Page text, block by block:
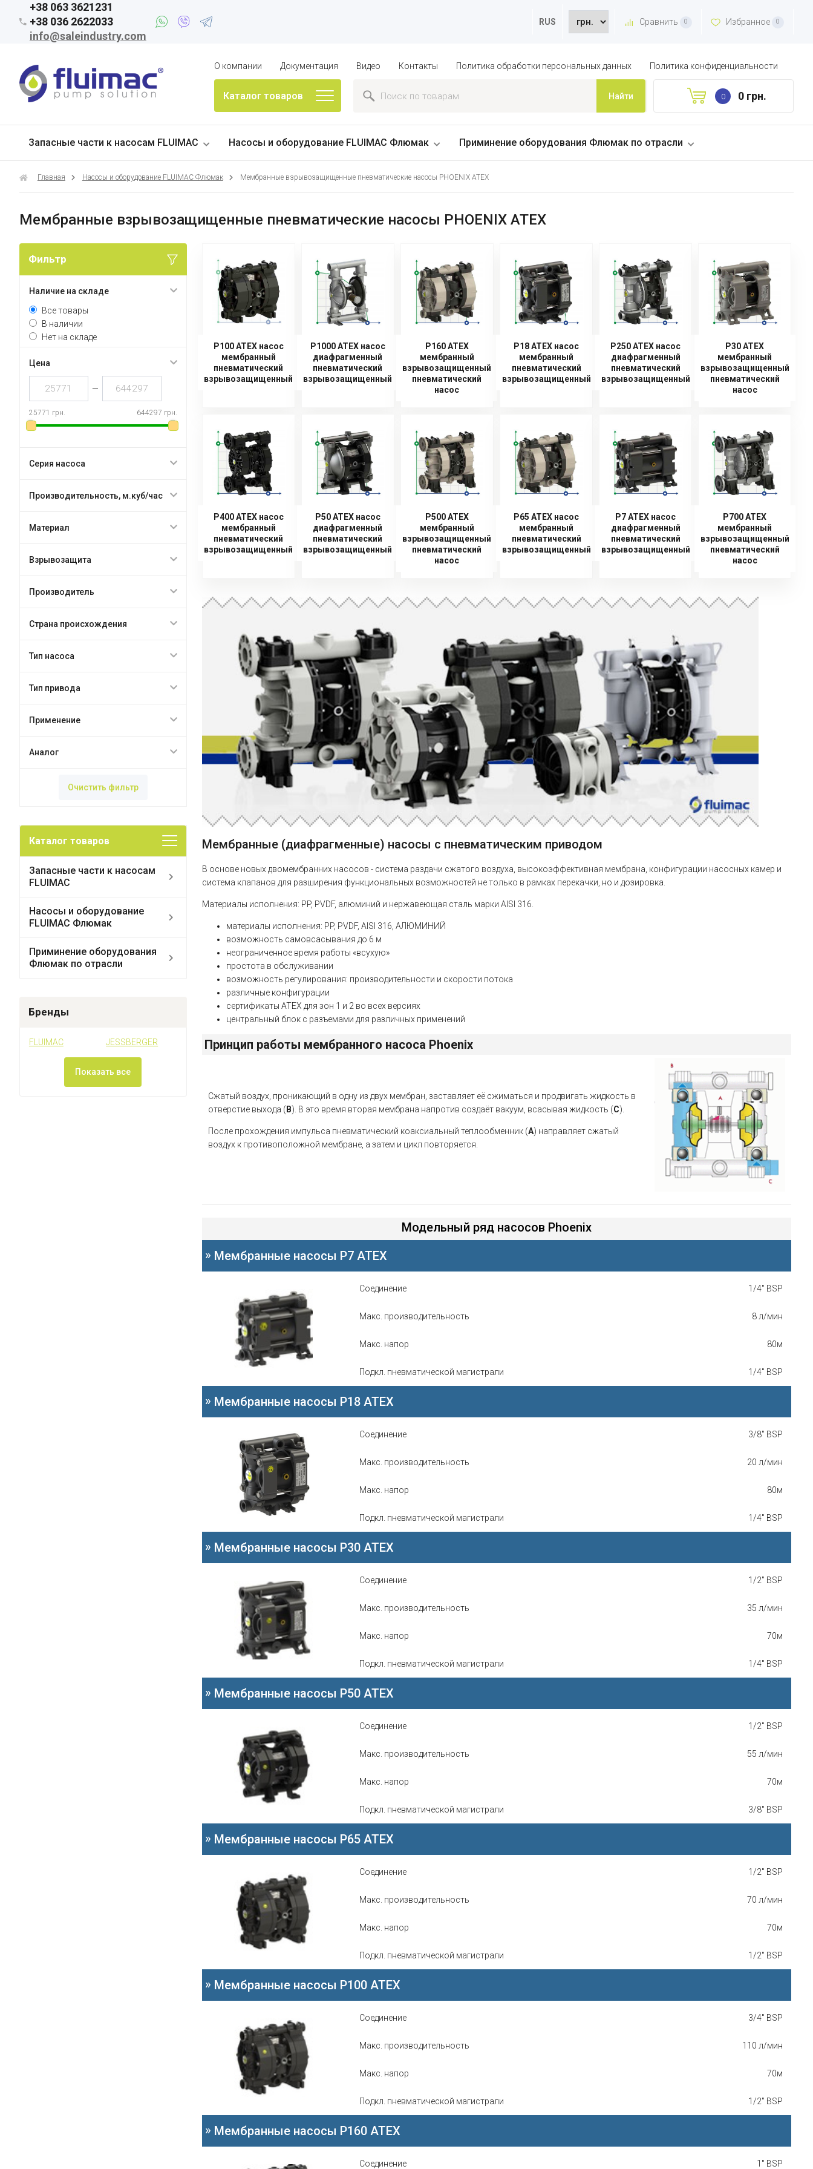
+38 063 3621231
+38 036 2622033
info@saleindustry.com
RUS Сравнить 0 Избранное 0
О компании Документация Видео Контакты Политика обработки персональных данных Политика конфиденциальности
Каталог товаров Найти 0 0 грн.
Запасные части к насосам FLUIMAC Насосы и оборудование FLUIMAC Флюмак Приминение оборудования Флюмак по отрасли
Главная Насосы и оборудование FLUIMAC Флюмак Мембранные взрывозащищенные пневматические насосы PHOENIX ATEX
Мембранные взрывозащищенные пневматические насосы PHOENIX ATEX
Фильтр
Наличие на складе
Все товары
В наличии
Нет на складе
Цена
—
25771 грн. 644297 грн.
Серия насоса
Производительность, м.куб/час
Материал
Взрывозащита
Производитель
Страна происхождения
Тип насоса
Тип привода
Применение
Аналог
Очистить фильтр
Каталог товаров
Запасные части к насосам
FLUIMAC
Насосы и оборудование
FLUIMAC Флюмак
Приминение оборудования
Флюмак по отрасли
Бренды
FLUIMAC JESSBERGER
Показать все
P100 ATEX насоc
мембранный
пневматический
взрывозащищенный
P1000 ATEX насоc
диафрагменный
пневматический
взрывозащищенный
P160 ATEX
мембранный
взрывозащищенный
пневматический
насос
P18 ATEX насоc
мембранный
пневматический
взрывозащищенный
P250 ATEX насоc
диафрагменный
пневматический
взрывозащищенный
P30 ATEX
мембранный
взрывозащищенный
пневматический
насос
P400 ATEX насоc
мембранный
пневматический
взрывозащищенный
P50 ATEX насоc
диафрагменный
пневматический
взрывозащищенный
P500 ATEX
мембранный
взрывозащищенный
пневматический
насос
P65 ATEX насоc
мембранный
пневматический
взрывозащищенный
P7 ATEX насоc
диафрагменный
пневматический
взрывозащищенный
P700 ATEX
мембранный
взрывозащищенный
пневматический
насос
Мембранные (диафрагменные) насосы с пневматическим приводом
В основе новых двомембранних насосов - система раздачи сжатого воздуха, высокоэффективная мембрана, конфигурации насосных камер и
система клапанов для разширения функциональных возможностей не только в рамках перекачки, но и дозировка.
Материалы исполнения: PP, PVDF, алюминий и нержавеющая сталь марки AISI 316.
материалы исполнения: PP, PVDF, AISI 316, АЛЮМИНИЙ
возможность самовсасывания до 6 м
неограниченное время работы «всухую»
простота в обслуживании
возможность регулирования: производительности и скорости потока
различные конфигурации
сертификаты ATEX для зон 1 и 2 во всех версиях
центральный блок с разъемами для различных применений
Принцип работы мембранного насоса Phoenix
Сжатый воздух, проникающий в одну из двух мембран, заставляет её сжиматься и продвигать жидкость в
отверстие выхода ( B). В это время вторая мембрана напротив создаёт вакуум, всасывая жидкость (C).
После прохождения импульса пневматический коаксиальный теплообменник (A) направляет сжатый
воздух к противоположной мембране, а затем и цикл повторяется.
Модельный ряд насосов Phoenix
» Мембранные насосы P7 ATEX
Соединение 1/4" BSP
Макс. производительность 8 л/мин
Макс. напор 80м
Подкл. пневматической магистрали 1/4" BSP
» Мембранные насосы P18 ATEX
Соединение 3/8" BSP
Макс. производительность 20 л/мин
Макс. напор 80м
Подкл. пневматической магистрали 1/4" BSP
» Мембранные насосы P30 ATEX
Соединение 1/2" BSP
Макс. производительность 35 л/мин
Макс. напор 70м
Подкл. пневматической магистрали 1/4" BSP
» Мембранные насосы P50 ATEX
Соединение 1/2" BSP
Макс. производительность 55 л/мин
Макс. напор 70м
Подкл. пневматической магистрали 3/8" BSP
» Мембранные насосы P65 ATEX
Соединение 1/2" BSP
Макс. производительность 70 л/мин
Макс. напор 70м
Подкл. пневматической магистрали 1/2" BSP
» Мембранные насосы P100 ATEX
Соединение 3/4" BSP
Макс. производительность 110 л/мин
Макс. напор 70м
Подкл. пневматической магистрали 1/2" BSP
» Мембранные насосы P160 ATEX
Соединение 1" BSP